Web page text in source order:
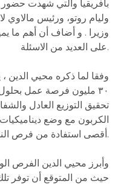
بافريقيا والتي شهدت حضور
وليام روتو، ورئيس
وزيرا . و أضاف أن أهم ما
على العديد من الاسئلة.
وفقا لما ذكره محيي الدين
تحقيق التوزيع العادل
الكربون مع وضع ديناميكيات
أقصى استفادة من فرص النمو وجذب الاستثمار.
وأبرز محيي الدين الفرص